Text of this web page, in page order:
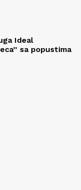
Ideal
sa popustima